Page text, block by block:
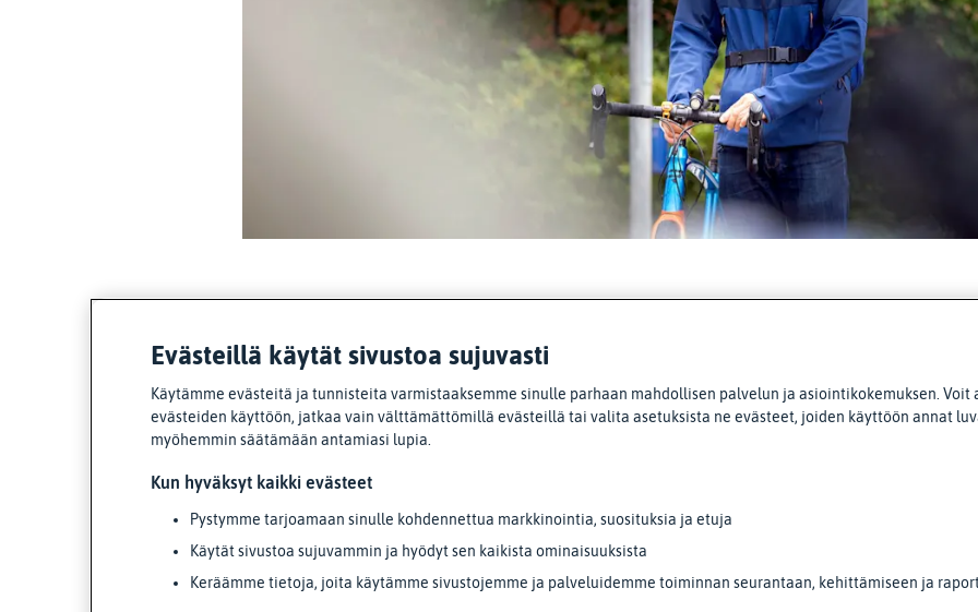
Lisää ajankohtaista
Evästeillä käytät sivustoa sujuvasti
Käytämme evästeitä ja tunnisteita varmistaaksemme sinulle parhaan mahdollisen palvelun ja asiointikokemuksen. Voit
evästeiden käyttöön, jatkaa vain välttämättömillä evästeillä tai valita asetuksista ne evästeet, joiden käyttöön annat
myöhemmin säätämään antamiasi lupia.
Kun hyväksyt kaikki evästeet
Pystymme tarjoamaan sinulle kohdennettua markkinointia, suosituksia ja etuja
Käytät sivustoa sujuvammin ja hyödyt sen kaikista ominaisuuksista
Keräämme tietoja, joita käytämme sivustojemme ja palveluidemme toiminnan seurantaan, kehittämiseen ja